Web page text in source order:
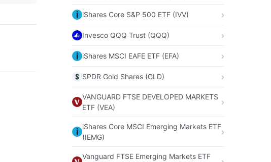
iShares Core S&P 500 ETF (IVV)
Invesco QQQ Trust (QQQ)
iShares MSCI EAFE ETF (EFA)
SPDR Gold Shares (GLD)
VANGUARD FTSE DEVELOPED MARKETS
ETF (VEA)
iShares Core MSCI Emerging Markets ETF
(IEMG)
Vanguard FTSE Emerging Markets ETF